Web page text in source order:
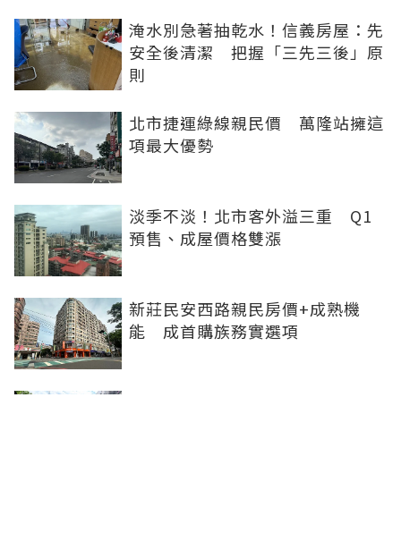
淹水別急著抽乾水！信義房屋：先
安全後清潔 把握「三先三後」原
則
北市捷運綠線親民價 萬隆站擁這
項最大優勢
淡季不淡！北市客外溢三重 Q1
預售、成屋價格雙漲
新莊民安西路親民房價+成熟機
能 成首購族務實選項